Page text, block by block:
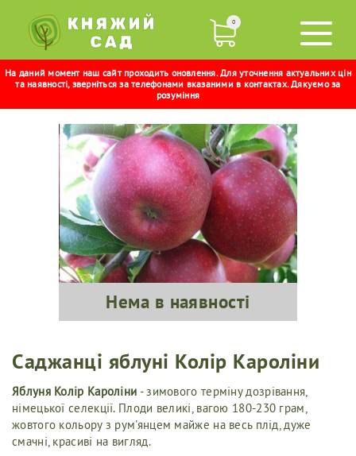
0
На даний момент наш сайт проходить оновлення. Для уточнення актуальних цін
та наявності, зверніться за телефонами вказаними в контактах. Дякуємо за
розуміння
КОЛІР КАРОЛІНИ
Нема в наявності
Саджанці яблуні Колір Кароліни
Яблуня Колір Кароліни - зимового терміну дозрівання,
німецької селекції. Плоди великі, вагою 180-230 грам,
жовтого кольору з рум'янцем майже на весь плід, дуже
смачні, красиві на вигляд.